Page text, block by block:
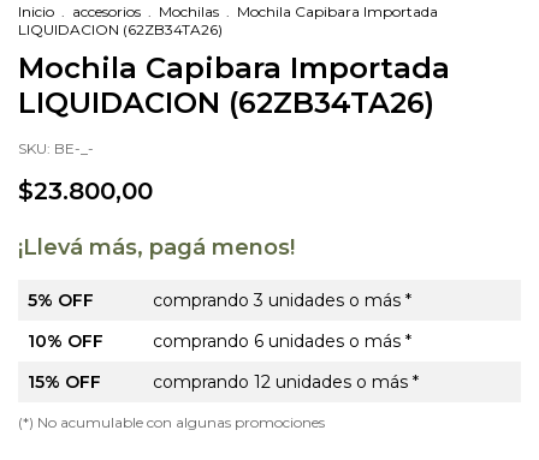
Inicio . accesorios . Mochilas . Mochila Capibara Importada
LIQUIDACION (62ZB34TA26)
Mochila Capibara Importada
LIQUIDACION (62ZB34TA26)
SKU: BE-_-
$23.800,00
¡Llevá más, pagá menos!
5% OFF
comprando 3 unidades o más *
10% OFF
comprando 6 unidades o más *
15% OFF
comprando 12 unidades o más *
(*) No acumulable con algunas promociones